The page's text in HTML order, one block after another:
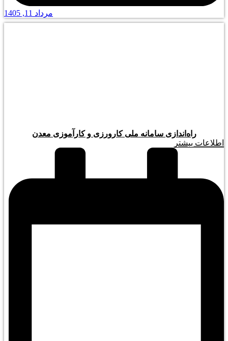
مرداد 11, 1405
راه‌اندازی سامانه ملی کارورزی و کارآموزی معدن
اطلاعات بیشتر